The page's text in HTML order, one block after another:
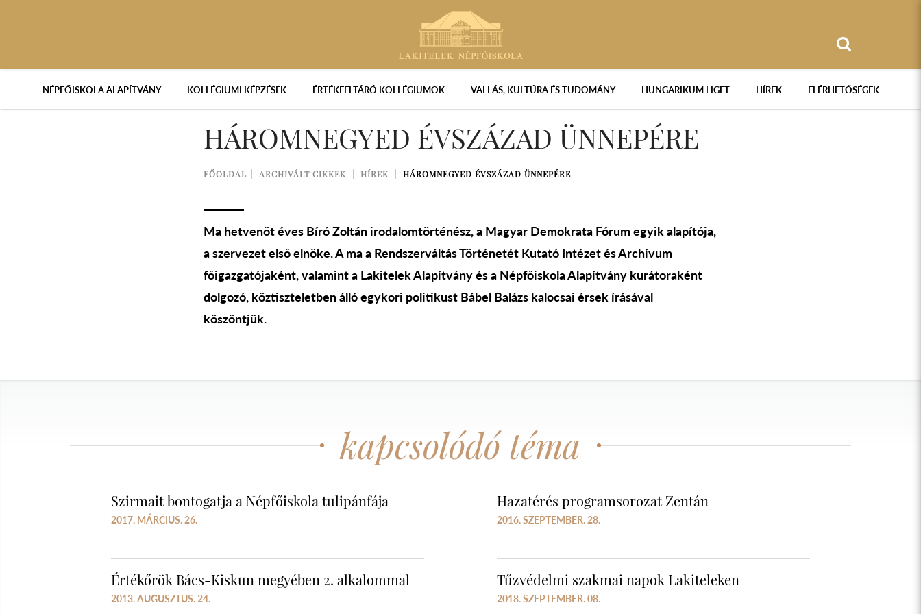
NÉPFŐISKOLA ALAPÍTVÁNY KOLLÉGIUMI KÉPZÉSEK ÉRTÉKFELTÁRÓ KOLLÉGIUMOK VALLÁS, KULTÚRA ÉS TUDOMÁNY HUNGARIKUM LIGET HÍREK ELÉRHETŐSÉGEK
HÁROMNEGYED ÉVSZÁZAD ÜNNEPÉRE
FŐOLDAL ARCHIVÁLT CIKKEK HÍREK HÁROMNEGYED ÉVSZÁZAD ÜNNEPÉRE
Ma hetvenöt éves Bíró Zoltán irodalomtörténész, a Magyar Demokrata Fórum egyik alapítója,
a szervezet első elnöke. A ma a Rendszerváltás Történetét Kutató Intézet és Archívum
főigazgatójaként, valamint a Lakitelek Alapítvány és a Népfőiskola Alapítvány kurátoraként
dolgozó, köztiszteletben álló egykori politikust Bábel Balázs kalocsai érsek írásával
köszöntjük.
kapcsolódó téma
Szirmait bontogatja a Népfőiskola tulipánfája
2017. MÁRCIUS. 26.
Hazatérés programsorozat Zentán
2016. SZEPTEMBER. 28.
Értékőrök Bács-Kiskun megyében 2. alkalommal
2013. AUGUSZTUS. 24.
Tűzvédelmi szakmai napok Lakiteleken
2018. SZEPTEMBER. 08.